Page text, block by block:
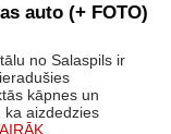
auto (+ FOTO)
no Salaspils ir
kāpnes un
aizdedzies